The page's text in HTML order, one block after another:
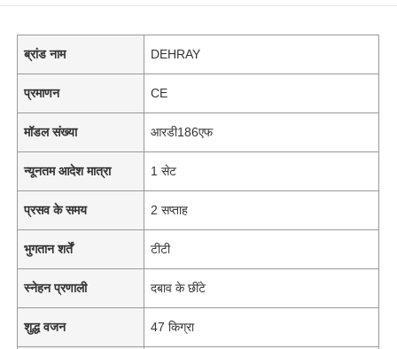
ब्रांड नाम DEHRAY
प्रमाणन CE
मॉडल संख्या आरडी186एफ
न्यूनतम आदेश मात्रा 1 सेट
प्रसव के समय 2 सप्ताह
भुगतान शर्तें टीटी
स्नेहन प्रणाली दबाव के छींटे
शुद्ध वजन 47 किग्रा